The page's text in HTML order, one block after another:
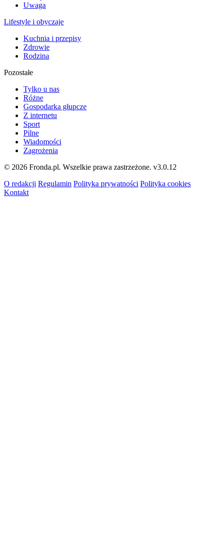
Uwaga
Lifestyle i obyczaje
Kuchnia i przepisy
Zdrowie
Rodzina
Pozostałe
Tylko u nas
Różne
Gospodarka głupcze
Z internetu
Sport
Pilne
Wiadomości
Zagrożenia
© 2026 Fronda.pl. Wszelkie prawa zastrzeżone. v3.0.12
O redakcji Regulamin Polityka prywatności Polityka cookies
Kontakt